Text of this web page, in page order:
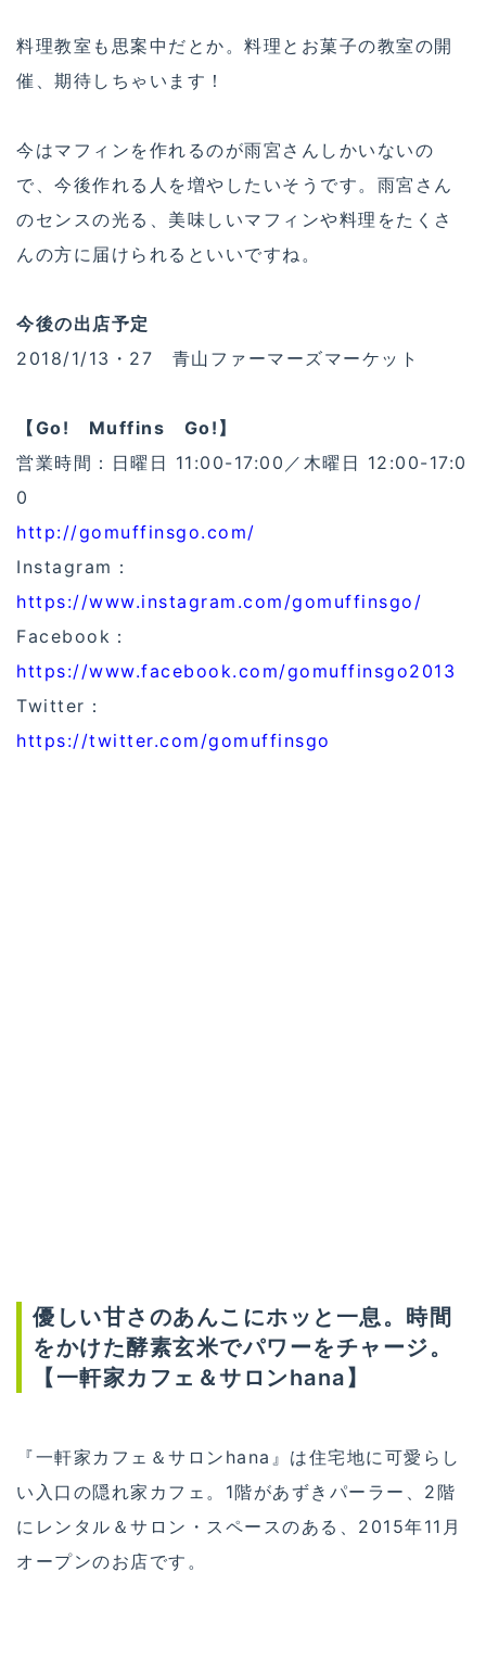
料理教室も思案中だとか。料理とお菓子の教室の開
催、期待しちゃいます！
今はマフィンを作れるのが雨宮さんしかいないの
で、今後作れる人を増やしたいそうです。雨宮さん
のセンスの光る、美味しいマフィンや料理をたくさ
んの方に届けられるといいですね。
今後の出店予定
2018/1/13・27 青山ファーマーズマーケット
【Go! Muffins Go!】
営業時間：日曜日 11:00-17:00／木曜日 12:00-17:0
0
http://gomuffinsgo.com/
Instagram：
https://www.instagram.com/gomuffinsgo/
Facebook：
https://www.facebook.com/gomuffinsgo2013
Twitter：
https://twitter.com/gomuffinsgo
優しい甘さのあんこにホッと一息。時間
をかけた酵素玄米でパワーをチャージ。
【一軒家カフェ＆サロンhana】
『一軒家カフェ＆サロンhana』は住宅地に可愛らし
い入口の隠れ家カフェ。1階があずきパーラー、2階
にレンタル＆サロン・スペースのある、2015年11月
オープンのお店です。